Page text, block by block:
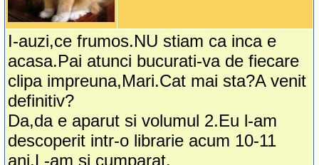
I-auzi,ce frumos.NU stiam ca inca e
acasa.Pai atunci bucurati-va de fiecare
clipa impreuna,Mari.Cat mai sta?A venit
definitiv?
Da,da e aparut si volumul 2.Eu l-am
descoperit intr-o librarie acum 10-11
ani.L-am si cumparat.